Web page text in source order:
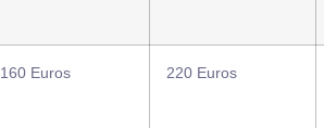
160 Euros 220 Euros